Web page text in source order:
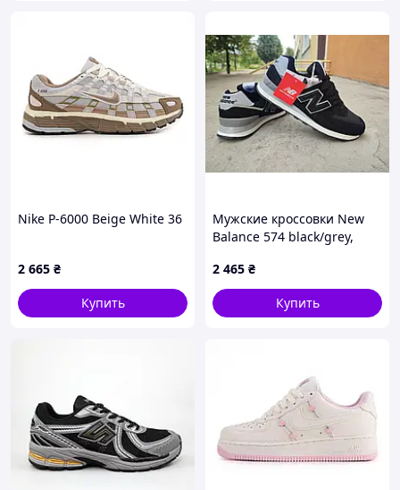
Nike P-6000 Beige White 36
2 665 ₴
Купить
Мужские кроссовки New
Balance 574 black/grey,
демисезонные черные с
серым 44 (28,0 см)
2 465 ₴
Купить